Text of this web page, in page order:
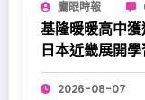
鷹眼時報
基隆暖暖高中
日本近畿展開學
2026-08-07